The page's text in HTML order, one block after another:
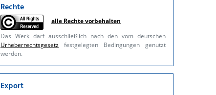
Rechte
alle Rechte vorbehalten
Das Werk darf ausschließlich nach den vom deutschen
Urheberrechtsgesetz festgelegten Bedingungen genutzt
werden.
Export